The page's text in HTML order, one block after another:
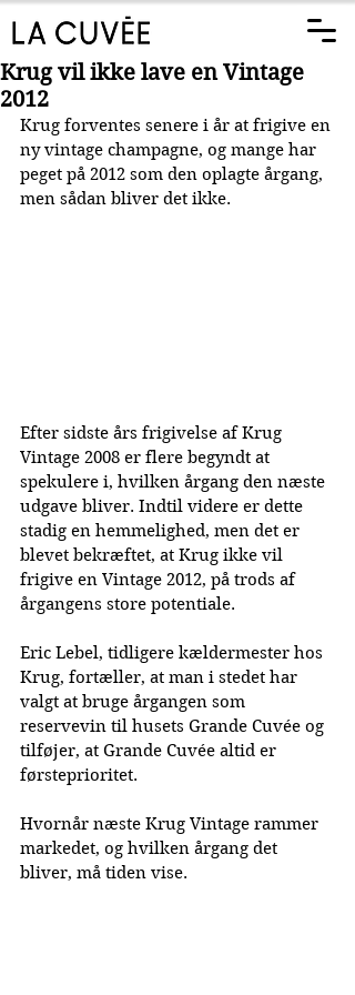
Krug vil ikke lave en Vintage
2012
Krug forventes senere i år at frigive en
ny vintage champagne, og mange har
peget på 2012 som den oplagte årgang,
men sådan bliver det ikke.
Efter sidste års frigivelse af Krug
Vintage 2008 er flere begyndt at
spekulere i, hvilken årgang den næste
udgave bliver. Indtil videre er dette
stadig en hemmelighed, men det er
blevet bekræftet, at Krug ikke vil
frigive en Vintage 2012, på trods af
årgangens store potentiale.
Eric Lebel, tidligere kældermester hos
Krug, fortæller, at man i stedet har
valgt at bruge årgangen som
reservevin til husets Grande Cuvée og
tilføjer, at Grande Cuvée altid er
førsteprioritet.
Hvornår næste Krug Vintage rammer
markedet, og hvilken årgang det
bliver, må tiden vise.